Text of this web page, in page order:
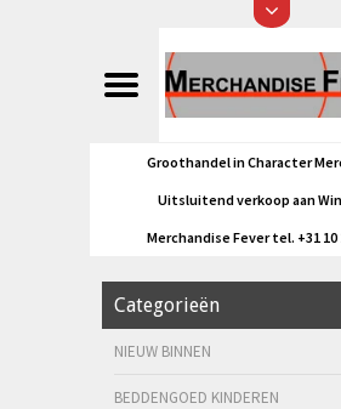
Groothandel in Character
Uitsluitend verkoop aan
Merchandise Fever tel. +31 10
Categorieën
NIEUW BINNEN
BEDDENGOED KINDEREN